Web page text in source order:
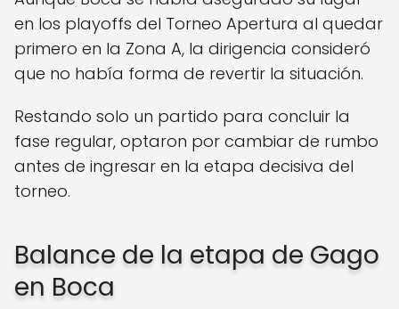
en los playoffs del Torneo Apertura al quedar
primero en la Zona A, la dirigencia consideró
que no había forma de revertir la situación.
Restando solo un partido para concluir la
fase regular, optaron por cambiar de rumbo
antes de ingresar en la etapa decisiva del
torneo.
Balance de la etapa de Gago
en Boca